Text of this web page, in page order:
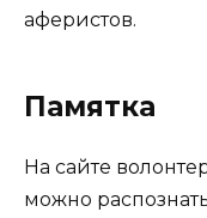
аферистов.
Памятка
На сайте
можно